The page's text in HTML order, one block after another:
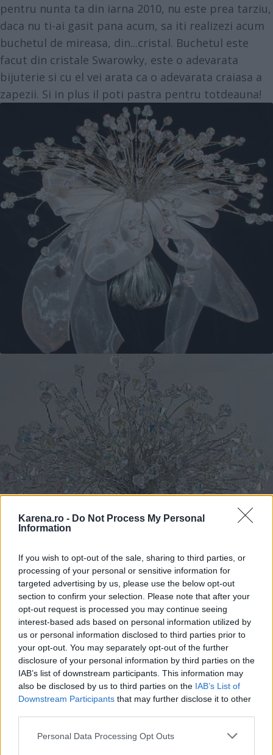
Karena.ro - Do Not Process My Personal
Information
If you wish to opt-out of the sale, sharing to third parties, or
processing of your personal or sensitive information for
targeted advertising by us, please use the below opt-out
section to confirm your selection. Please note that after your
opt-out request is processed you may continue seeing
interest-based ads based on personal information utilized by
us or personal information disclosed to third parties prior to
your opt-out. You may separately opt-out of the further
disclosure of your personal information by third parties on the
IAB’s list of downstream participants. This information may
also be disclosed by us to third parties on the IAB’s List of
Downstream Participants that may further disclose it to other
Please note that this website/app uses one or more Google
Personal Data Processing Opt Outs
pentru nunta ta din iarna 2010, nu este prea tarziu,
daca nu ti-ai gasit pana acum, sa iti realizezi acum
buchetul de mireasa, din...cristal. Buchetul este
facut din cristale Swarowky, este o adevarata
bijuterie si cu el vei arata ca o adevarata craiasa a
zapezii. Si in plus il poti pastra pentru totdeauna!
Mireasa- Anna Karenina sau Craiasa zapezii?
Pentru ca nu vei sta numai inauntru, iti recomand
ai putea avea o coronita sau un colier cu cristale,